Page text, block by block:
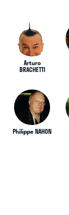
Arturo
BRACHETTI
Philippe NAHON